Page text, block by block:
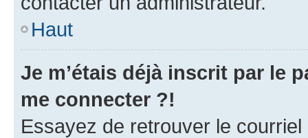
Haut
Je m’étais déjà inscrit par le
me connecter ?!
Essayez de retrouver le